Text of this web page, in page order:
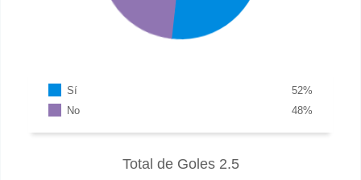
Sí %
52
No
%
48
Total de Goles 2.5